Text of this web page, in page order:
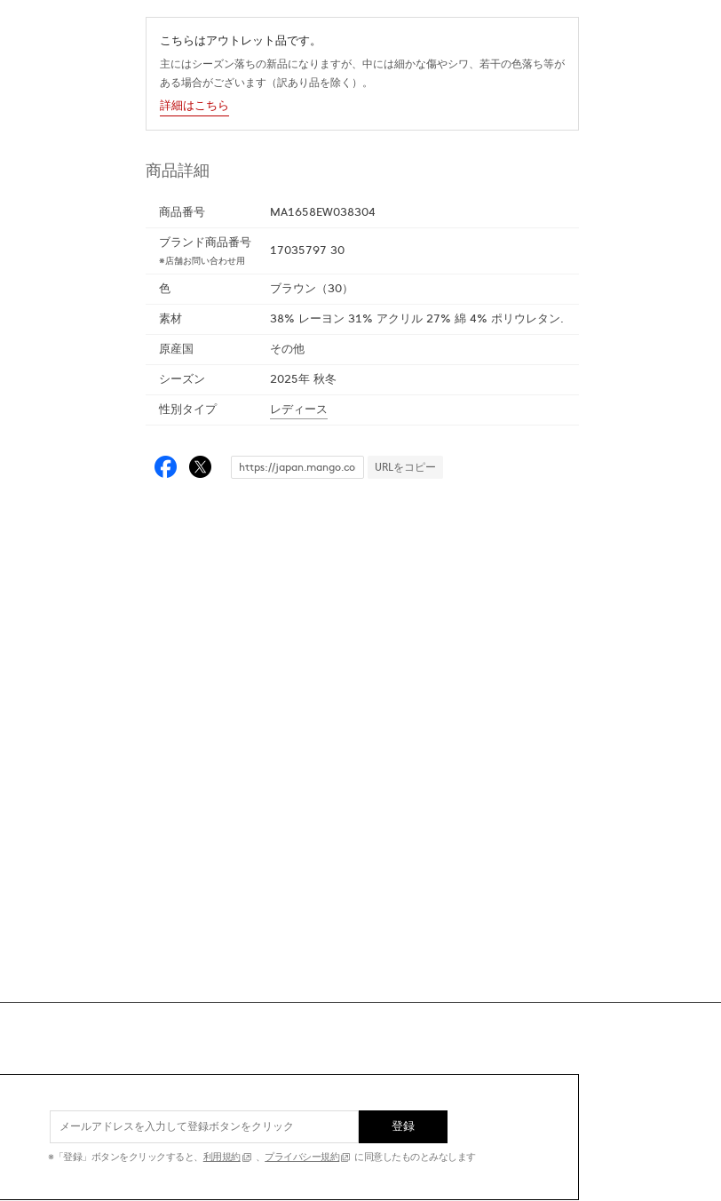
こちらはアウトレット品です。
主にはシーズン落ちの新品になりますが、中には細かな傷やシワ、若干の色落ち等が
ある場合がございます（訳あり品を除く）。
詳細はこちら
商品詳細
商品番号
MA1658EW038304
ブランド商品番号
※店舗お問い合わせ用
17035797 30
色
ブラウン（30）
素材
38% レーヨン 31% アクリル 27% 綿 4% ポリウレタン.
原産国
その他
シーズン
2025年 秋冬
性別タイプ
レディース
URLをコピー
登録
※「登録」ボタンをクリックすると、 利用規約 、 プライバシー規約 に同意したものとみなします